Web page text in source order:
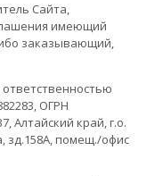
Сайта,
имеющий
заказывающий,
ОГРН
Алтайский край, г.о.
зд.158А, помещ./офис